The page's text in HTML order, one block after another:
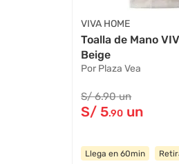
VIVA HOME
Toalla de Mano
Beige
Por Plaza Vea
S/6.90 un
S/5.90 un
Llega en 60min